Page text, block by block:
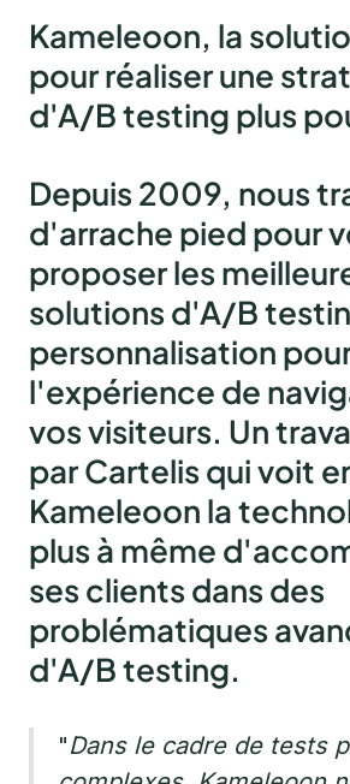
Kameleoon, la
pour réaliser une
d'A/B testing plus
Depuis 2009, nous
d'arrache pied pour
proposer les
solutions d'A/B
personnalisation
l'expérience de
vos visiteurs. Un
par Cartelis qui voit
Kameleoon la
plus à même
ses clients dans des
problématiques
d'A/B testing.
"Dans le cadre de tests